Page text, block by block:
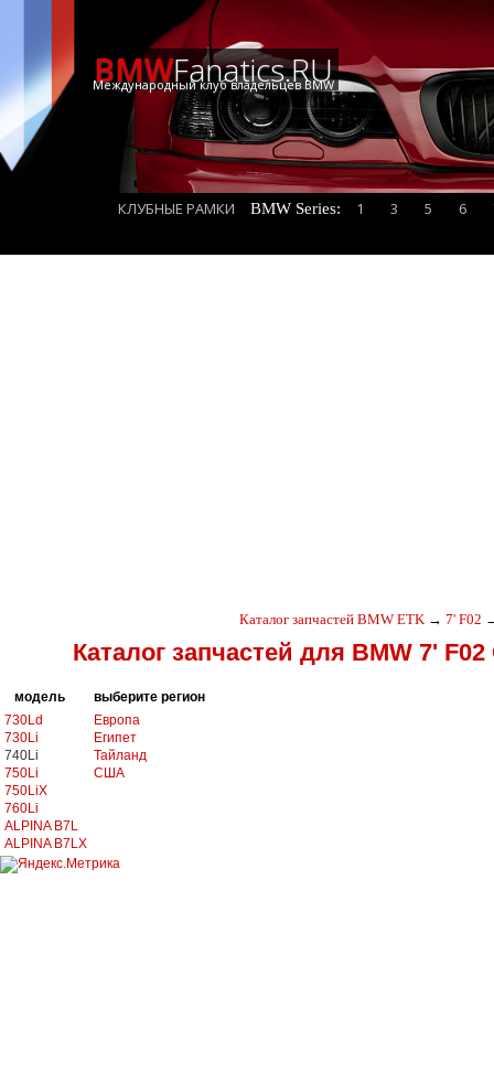
BMWFanatics.RU
Международный клуб владельцев BMW
КЛУБНЫЕ РАМКИ BMW Series: 1 3 5 6
Каталог запчастей BMW ETK → 7' F02
Каталог запчастей для BMW 7'
модель
730Ld
730Li
740Li
750Li
750LiX
760Li
ALPINA B7L
ALPINA B7LX
выберите регион
Европа
Египет
Тайланд
США